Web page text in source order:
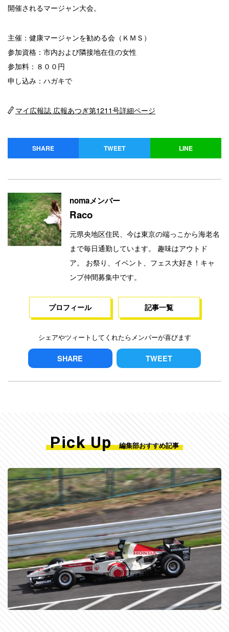
開催されるマージャン大会。
主催：健康マージャンを勧める会（ＫＭＳ）
参加資格：市内および隣接地在住の女性
参加料：８００円
申し込み：ハガキで
マイ広報誌 広報あつぎ第1211号詳細ページ
SHARE TWEET LINE
nomaメンバー
Raco
元県央地区住民、今は東京の端っこから海老名
まで毎日通勤しています。 趣味はアウトド
ア。 お祭り、イベント、フェス大好き！キャ
ンプ仲間募集中です。
プロフィール 記事一覧
シェアやツィートしてくれたらメンバーが喜びます
SHARE TWEET
Pick Up 編集部おすすめ記事